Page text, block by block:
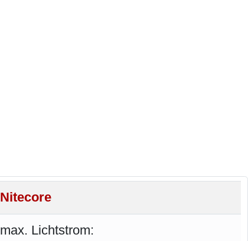
Nitecore
max. Lichtstrom: